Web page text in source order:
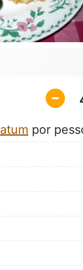
atum por